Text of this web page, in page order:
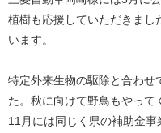
植樹も応援していただきまし
います。
特定外来生物の駆除と合わせ
た。秋に向けて野鳥もやって
11月には同じく県の補助金